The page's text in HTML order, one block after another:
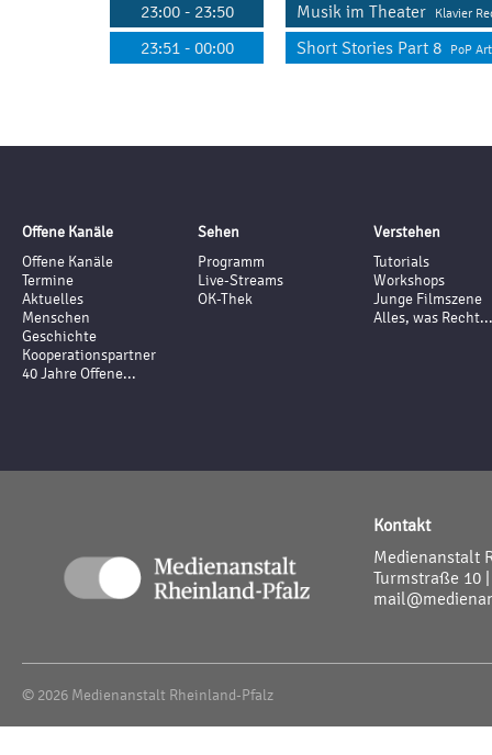
23:00 - 23:50 Musik im Theater Klavier
23:51 - 00:00 Short Stories Part 8 PoP
Offene Kanäle
Offene Kanäle
Termine
Aktuelles
Menschen
Geschichte
Kooperationspartner
40 Jahre Offene...
Sehen
Programm
Live-Streams
OK-Thek
Verstehen
Tutorials
Workshops
Junge Filmszene
Alles, was Recht...
Kontakt
Medienanstalt
Turmstraße 10
© 2026 Medienanstalt Rheinland-Pfalz